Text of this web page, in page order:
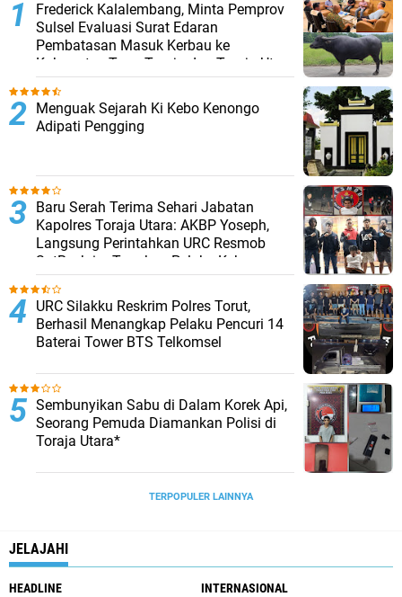
Frederick Kalalembang, Minta Pemprov
Sulsel Evaluasi Surat Edaran
Pembatasan Masuk Kerbau ke
Kabupaten Tana Toraja dan Toraja Utara
Menguak Sejarah Ki Kebo Kenongo
Adipati Pengging
Baru Serah Terima Sehari Jabatan
Kapolres Toraja Utara: AKBP Yoseph,
Langsung Perintahkan URC Resmob
SatReskrim Tangkap Pelaku Kekerasan
Seksual Anak Di Bawah Umur
URC Silakku Reskrim Polres Torut,
Berhasil Menangkap Pelaku Pencuri 14
Baterai Tower BTS Telkomsel
Sembunyikan Sabu di Dalam Korek Api,
Seorang Pemuda Diamankan Polisi di
Toraja Utara*
TERPOPULER LAINNYA
JELAJAHI
HEADLINE INTERNASIONAL